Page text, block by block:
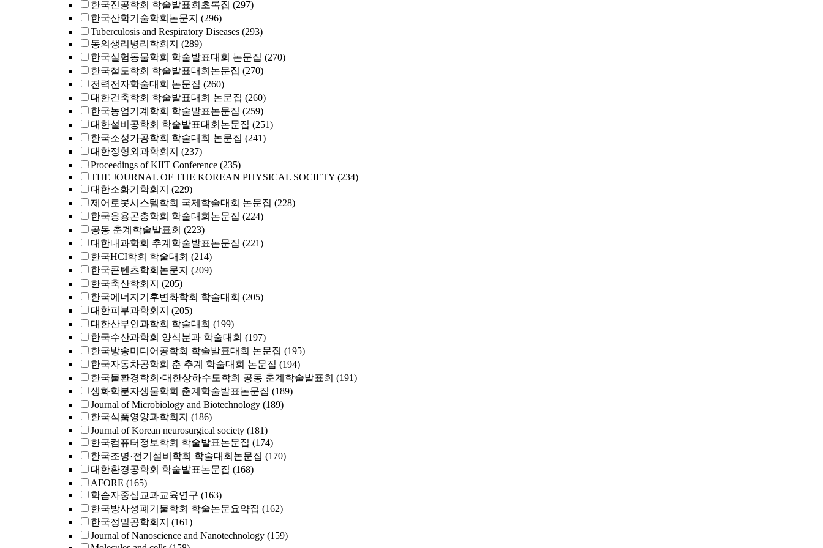
한국진공학회 학술발표회초록집 (297)
한국산학기술학회논문지 (296)
Tuberculosis and Respiratory Diseases (293)
동의생리병리학회지 (289)
한국실험동물학회 학술발표대회 논문집 (270)
한국철도학회 학술발표대회논문집 (270)
전력전자학술대회 논문집 (260)
대한건축학회 학술발표대회 논문집 (260)
한국농업기계학회 학술발표논문집 (259)
대한설비공학회 학술발표대회논문집 (251)
한국소성가공학회 학술대회 논문집 (241)
대한정형외과학회지 (237)
Proceedings of KIIT Conference (235)
THE JOURNAL OF THE KOREAN PHYSICAL SOCIETY (234)
대한소화기학회지 (229)
제어로봇시스템학회 국제학술대회 논문집 (228)
한국응용곤충학회 학술대회논문집 (224)
공동 춘계학술발표회 (223)
대한내과학회 추계학술발표논문집 (221)
한국HCI학회 학술대회 (214)
한국콘텐츠학회논문지 (209)
한국축산학회지 (205)
한국에너지기후변화학회 학술대회 (205)
대한피부과학회지 (205)
대한산부인과학회 학술대회 (199)
한국수산과학회 양식분과 학술대회 (197)
한국방송미디어공학회 학술발표대회 논문집 (195)
한국자동차공학회 춘 추계 학술대회 논문집 (194)
한국물환경학회·대한상하수도학회 공동 춘계학술발표회 (191)
생화학분자생물학회 춘계학술발표논문집 (189)
Journal of Microbiology and Biotechnology (189)
한국식품영양과학회지 (186)
Journal of Korean neurosurgical society (181)
한국컴퓨터정보학회 학술발표논문집 (174)
한국조명·전기설비학회 학술대회논문집 (170)
대한환경공학회 학술발표논문집 (168)
AFORE (165)
학습자중심교과교육연구 (163)
한국방사성폐기물학회 학술논문요약집 (162)
한국정밀공학회지 (161)
Journal of Nanoscience and Nanotechnology (159)